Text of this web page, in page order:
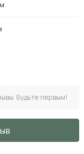
Будьте первым!